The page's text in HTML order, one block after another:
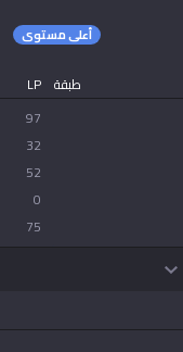
أعلى مستوى
طبقة LP
97
32
52
0
75
Esports